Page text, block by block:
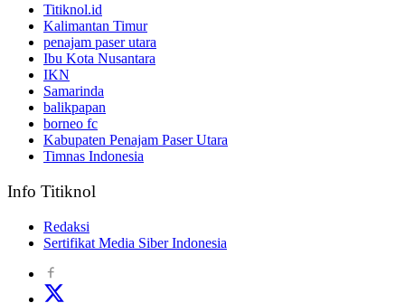
Titiknol.id
Kalimantan Timur
penajam paser utara
Ibu Kota Nusantara
IKN
Samarinda
balikpapan
borneo fc
Kabupaten Penajam Paser Utara
Timnas Indonesia
Info Titiknol
Redaksi
Sertifikat Media Siber Indonesia